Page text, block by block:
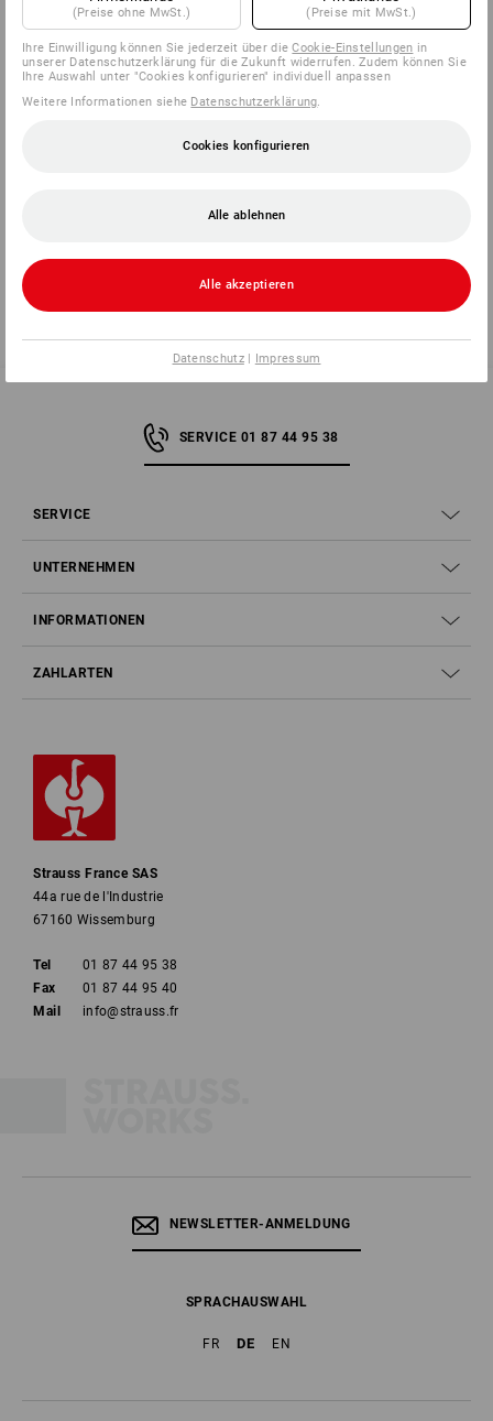
Alle Etiketten noch angebracht (innen und außen)
Nicht gewaschen oder getragen
Frei von Flecken, Tierhaaren und Gerüchen
Retourenportaloder wenden Sie sich per E-Mail an
SERVICE 01 87 44 95 38
SERVICE
UNTERNEHMEN
INFORMATIONEN
ZAHLARTEN
Strauss France SAS
44a rue de l'Industrie
67160 Wissemburg
Tel
01 87 44 95 38
Fax
01 87 44 95 40
Mail
info@strauss.fr
NEWSLETTER-ANMELDUNG
SPRACHAUSWAHL
FR DE EN
(Preise ohne MwSt.) (Preise mit MwSt.)
Ihre Einwilligung können Sie jederzeit über dieCookie-Einstellungen in
unserer Datenschutzerklärung für die Zukunft widerrufen. Zudem können Sie
Ihre Auswahl unter "Cookies konfigurieren" individuell anpassen
Weitere Informationen siehe Datenschutzerklärung.
Cookies konfigurieren
Alle ablehnen
Alle akzeptieren
Datenschutz| Impressum